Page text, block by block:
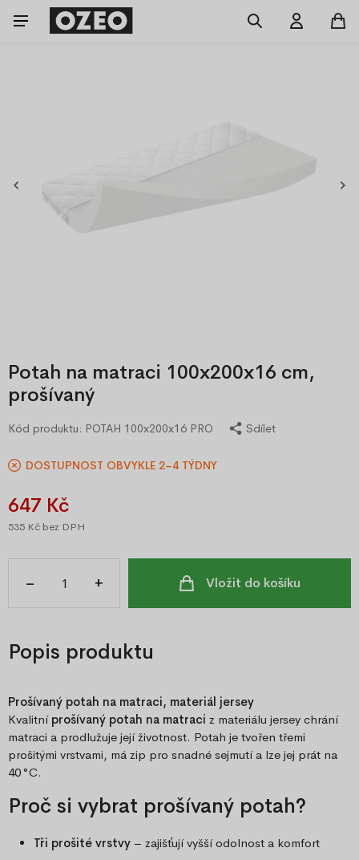
Potah na matraci 100x200x16 cm,
prošívaný
Kód produktu: POTAH 100x200x16 PRO Sdílet
DOSTUPNOST OBVYKLE 2–4 TÝDNY
647 Kč
535 Kč bez DPH
– + Vložit do košíku
Popis produktu
Prošívaný potah na matraci, materiál jersey
Kvalitní prošívaný potah na matraci z materiálu jersey chrání
matraci a prodlužuje její životnost. Potah je tvořen třemi
prošitými vrstvami, má zip pro snadné sejmutí a lze jej prát na
40 °C.
Proč si vybrat prošívaný potah?
Tři prošité vrstvy – zajišťují vyšší odolnost a komfort